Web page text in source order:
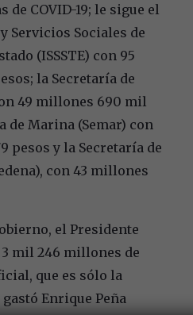
COVID-19; le sigue el
Servicios Sociales de
(ISSSTE) con 95
la Secretaría de
49 millones 690 mil
de Marina (Semar) con
pesos y la Secretaría de
con 43 millones
el Presidente
mil 246 millones de
que es sólo la
Enrique Peña